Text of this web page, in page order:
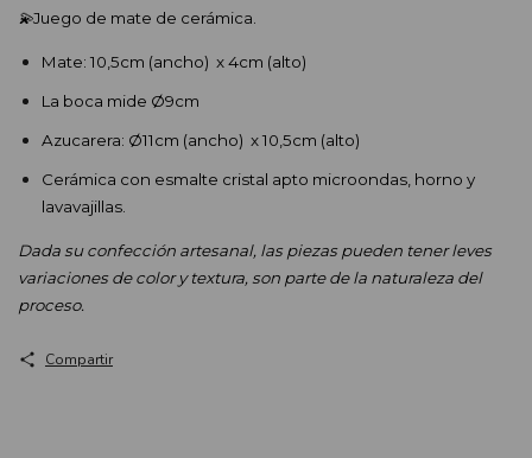
💫Juego de mate de cerámica.
Mate: 10,5cm (ancho)  x 4cm (alto)
La boca mide Ø9cm
Azucarera: Ø11cm (ancho)  x 10,5cm (alto)
Cerámica con esmalte cristal apto microondas, horno y
lavavajillas.
Dada su confección artesanal, las piezas pueden tener leves
variaciones de color y textura, son parte de la naturaleza del
proceso.
Compartir